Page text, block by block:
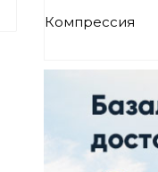
Компрессия